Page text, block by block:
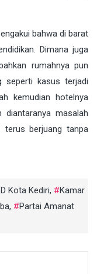
bahwa di barat
Dimana juga
rumahnya pun
seperti kasus terjadi
kemudian hotelnya
masalah
terus berjuang tanpa
Kota Kediri,
Kamar
,
Partai Amanat